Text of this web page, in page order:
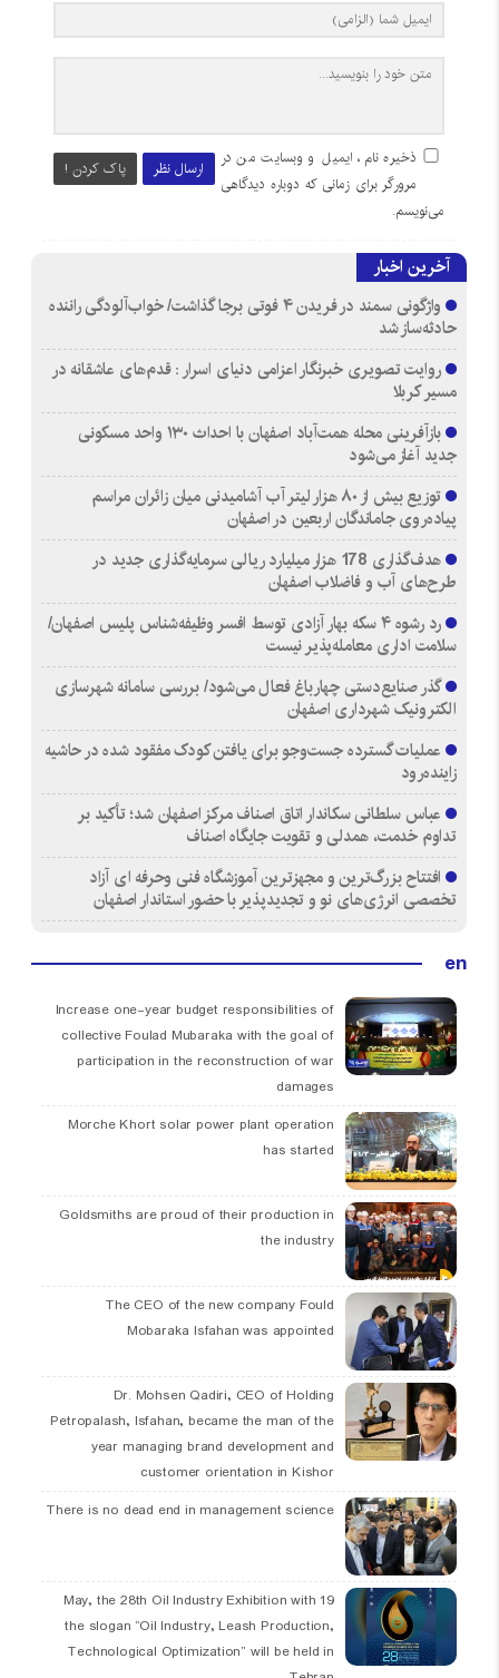
ارسال نظر پاک کردن !
ذخیره نام، ایمیل و وبسایت من در
مرورگر برای زمانی که دوباره دیدگاهی
می‌نویسم.
آخرین اخبار
واژگونی سمند در فریدن ۴ فوتی برجا گذاشت/ خواب‌آلودگی راننده
حادثه‌ساز شد
روایت تصویری خبرنگار اعزامی دنیای اسرار : قدم‌های عاشقانه در
مسیر کربلا
بازآفرینی محله همت‌آباد اصفهان با احداث ۱۳۰ واحد مسکونی
جدید آغاز می‌شود
توزیع بیش از ۸۰ هزار لیتر آب آشامیدنی میان زائران مراسم
پیاده‌روی جاماندگان اربعین در اصفهان
هدف‌گذاری 178 هزار میلیارد ریالی سرمایه‌گذاری جدید در
طرح‌های آب و فاضلاب اصفهان
رد رشوه ۴ سکه بهار آزادی توسط افسر وظیفه‌شناس پلیس اصفهان/
سلامت اداری معامله‌پذیر نیست
گذر صنایع‌دستی چهارباغ فعال می‌شود/ بررسی سامانه شهرسازی
الکترونیک شهرداری اصفهان
عملیات گسترده جست‌وجو برای یافتن کودک مفقود شده در حاشیه
زاینده‌رود
عباس سلطانی سکاندار اتاق اصناف مرکز اصفهان شد؛ تأکید بر
تداوم خدمت، همدلی و تقویت جایگاه اصناف
افتتاح بزرگ‌ترین و مجهزترین آموزشگاه فنی وحرفه ای آزاد
تخصصی انرژی‌های نو و تجدیدپذیر با حضور استاندار اصفهان
en
Increase one-year budget responsibilities of
collective Foulad Mubaraka with the goal of
participation in the reconstruction of war
damages
Morche Khort solar power plant operation
has started
Goldsmiths are proud of their production in
the industry
The CEO of the new company Fould
Mobaraka Isfahan was appointed
Dr. Mohsen Qadiri, CEO of Holding
Petropalash, Isfahan, became the man of the
year managing brand development and
customer orientation in Kishor
There is no dead end in management science
19 May, the 28th Oil Industry Exhibition with
the slogan “Oil Industry, Leash Production,
Technological Optimization” will be held in